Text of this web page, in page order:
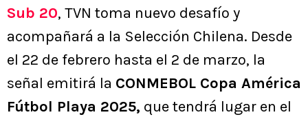
Sub 20, TVN toma nuevo desafío y
acompañará a la Selección Chilena. Desde
el 22 de febrero hasta el 2 de marzo, la
señal emitirá la CONMEBOL Copa América
Fútbol Playa 2025, que tendrá lugar en el